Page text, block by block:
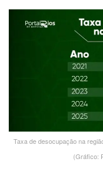
Taxa de desocupação na
(Gráfico: